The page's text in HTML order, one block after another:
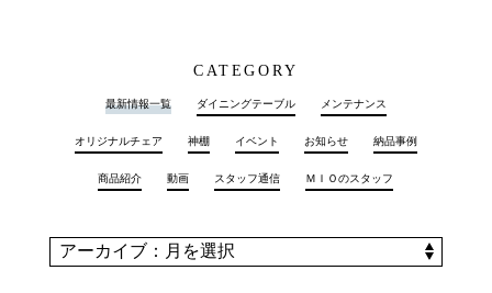
CATEGORY
最新情報一覧 ダイニングテーブル メンテナンス
オリジナルチェア 神棚 イベント お知らせ 納品事例
商品紹介 動画 スタッフ通信 ＭＩＯのスタッフ